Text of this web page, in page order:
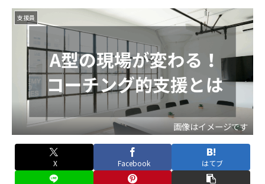
支援員
画像はイメージです
X Facebook はてブ